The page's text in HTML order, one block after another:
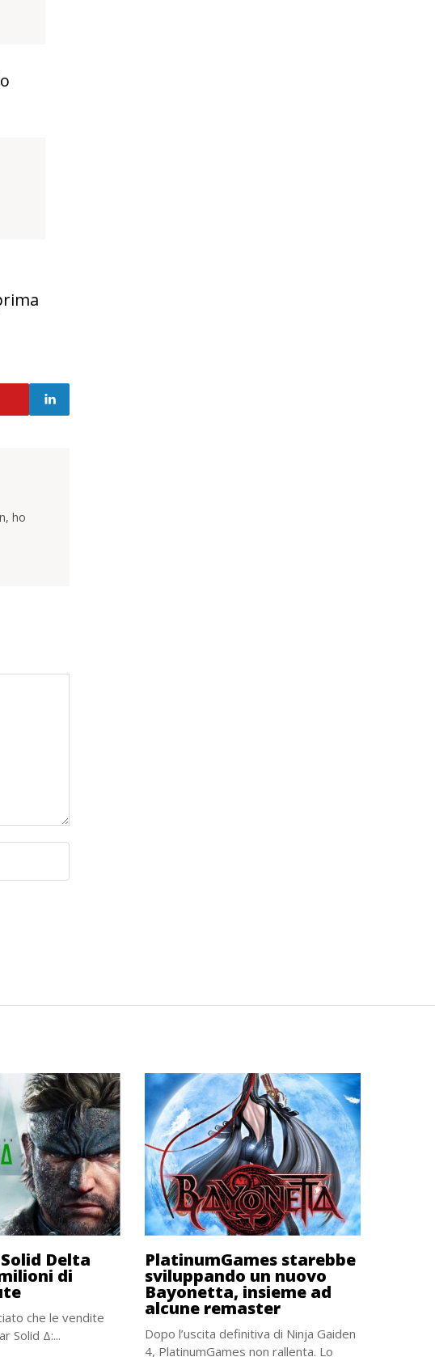
ho
Delta
di
che le vendite
Solid Δ:...
PlatinumGames starebbe
sviluppando un nuovo
Bayonetta, insieme ad
alcune remaster
Dopo l’uscita definitiva di Ninja Gaiden
4, PlatinumGames non rallenta. Lo